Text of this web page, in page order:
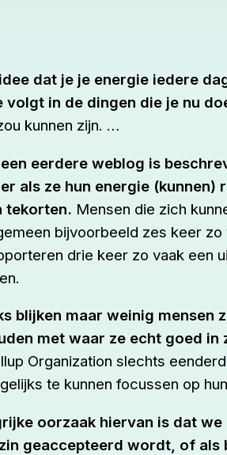
dat je je energie iedere
volgt in de dingen die je nu
kunnen zijn. …
eerdere weblog is
als ze hun energie (kunnen)
tekorten. Mensen die zich
bijvoorbeeld zes keer
drie keer zo vaak een
blijken maar weinig mensen
met waar ze echt goed in
Organization slechts
te kunnen focussen op
oorzaak hiervan is dat
geaccepteerd wordt, of als